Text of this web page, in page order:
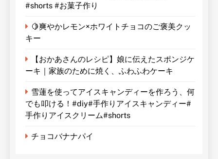
#shorts #お菓子作り
🍋爽やかレモン×ホワイトチョコのご褒美クッ
キー
【おかあさんのレシピ】娘に伝えたスポンジケ
ーキ｜家族のために焼く、ふわふわケーキ
雪蓮を使ってアイスキャンディーを作ろう、何
でも叩ける！#diy#手作りアイスキャンディー#
手作りアイスクリーム#shorts
チョコバナナパイ